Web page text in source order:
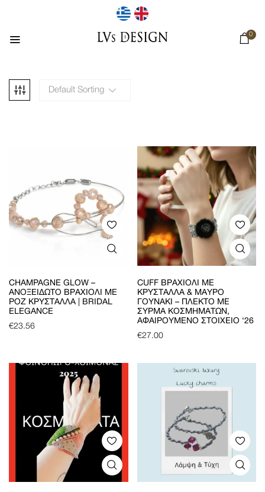
0
Default Sorting
CHAMPAGNE GLOW –
ΑΝΟΞΕΊΔΩΤΟ ΒΡΑΧΙΌΛΙ ΜΕ
ΡΟΖ ΚΡΎΣΤΑΛΛΑ | BRIDAL
ELEGANCE
€23.56
CUFF ΒΡΑΧΙΌΛΙ ΜΕ
ΚΡΎΣΤΑΛΛΑ & ΜΑΎΡΟ
ΓΟΥΝΆΚΙ – ΠΛΕΚΤΌ ΜΕ
ΣΎΡΜΑ ΚΟΣΜΗΜΆΤΩΝ,
ΑΦΑΙΡΟΎΜΕΝΟ ΣΤΟΙΧΕΊΟ ‘26
€27.00